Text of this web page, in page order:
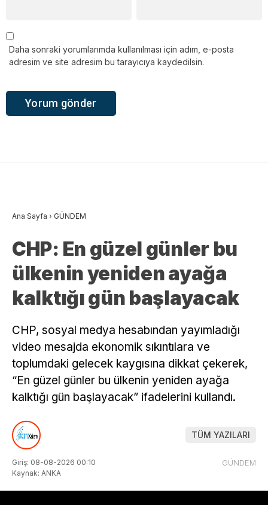
Daha sonraki yorumlarımda kullanılması için adım, e-posta
adresim ve site adresim bu tarayıcıya kaydedilsin.
Ana Sayfa › GÜNDEM
CHP: En güzel günler bu
ülkenin yeniden ayağa
kalktığı gün başlayacak
CHP, sosyal medya hesabından yayımladığı
video mesajda ekonomik sıkıntılara ve
toplumdaki gelecek kaygısına dikkat çekerek,
“En güzel günler bu ülkenin yeniden ayağa
kalktığı gün başlayacak” ifadelerini kullandı.
TÜM YAZILARI
Giriş: 08-08-2026 00:10
Kaynak: ANKA
GÜNDEM